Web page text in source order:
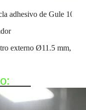
adhesivo de Gule 10: 1
externo Ø11.5 mm,